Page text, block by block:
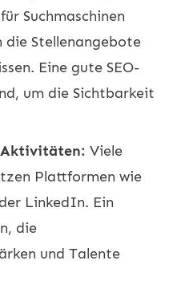
Suchmaschinen
Stellenangebote
Eine gute SEO-
um die Sichtbarkeit
Aktivitäten: Viele
Plattformen wie
LinkedIn. Ein
die
und Talente